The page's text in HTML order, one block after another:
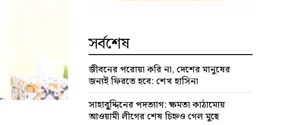
সর্বশেষ
জীবনের পরোয়া করি না, দেশের মানুষের
জন্যই ফিরতে হবে: শেখ হাসিনা
সাহাবু্দ্দিনের পদত্যাগ: ক্ষমতা কাঠামোয়
আওয়ামী লীগের শেষ চিহ্নও গেল মুছে